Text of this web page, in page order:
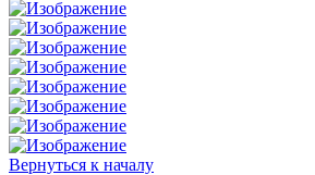
Вернуться к началу